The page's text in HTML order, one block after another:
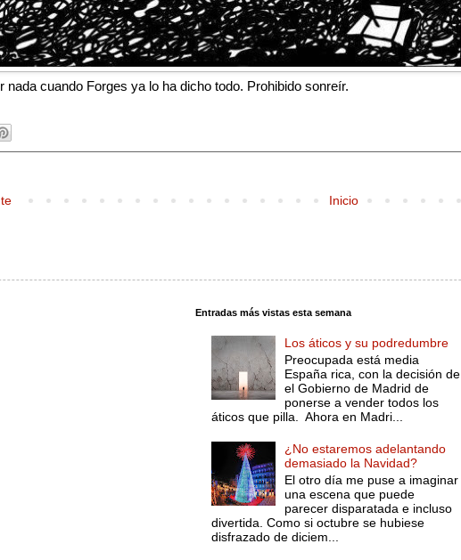
nada cuando Forges ya lo ha dicho todo. Prohibido sonreír.
Inicio
Entradas más vistas esta semana
Los áticos y su podredumbre
Preocupada está media
España rica, con la decisión de
el Gobierno de Madrid de
ponerse a vender todos los
áticos que pilla. Ahora en Madri...
¿No estaremos adelantando
demasiado la Navidad?
El otro día me puse a imaginar
una escena que puede
parecer disparatada e incluso
divertida. Como si octubre se hubiese
disfrazado de diciem...